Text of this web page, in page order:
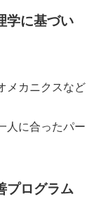
学に基づい
メカニクスなど
人に合ったパー
プログラム